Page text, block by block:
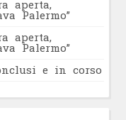
aperta,
Palermo”
aperta,
Palermo”
e in corso